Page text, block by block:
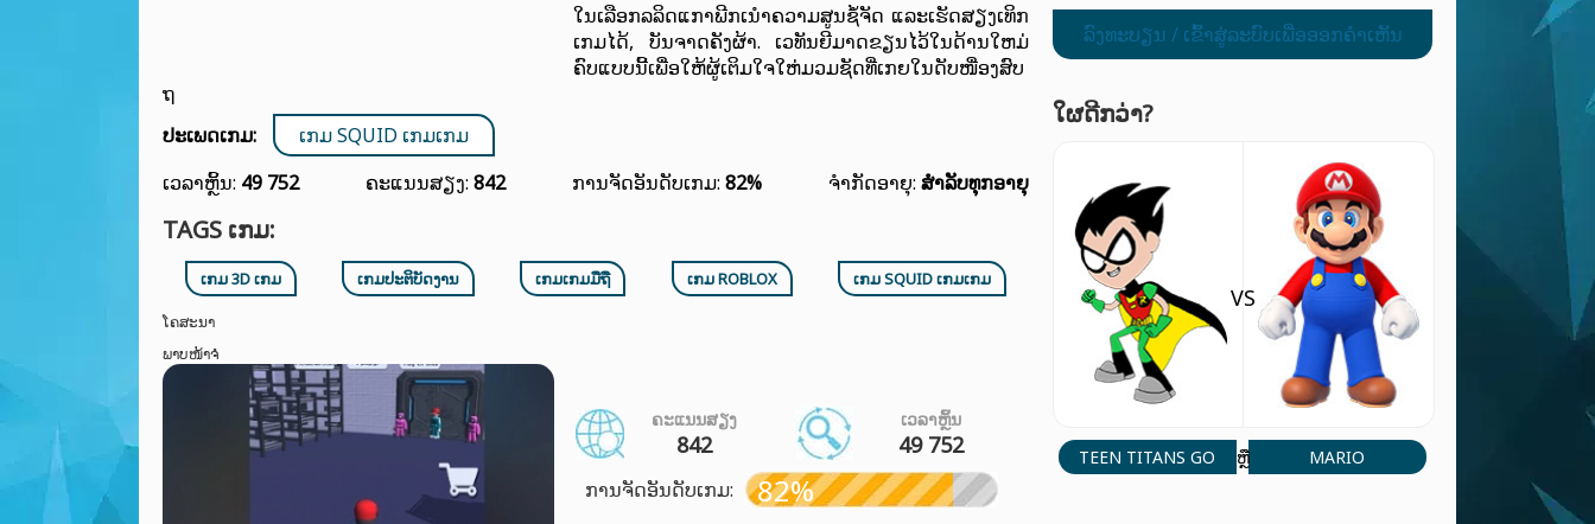
ໃນເລືອກລລິດແກາພີກເນຳຄວາມສູນຊໍ້ຈັດ ແລະເຮັດສຽງເທິກ
ເກມໄດ້, ບັນຈາດຄັງຜ້າ. ເວທັນຍີມາດຂຽນໄວ້ໃນດ້ານໃຫມ່
ຄົບແບບນີ້ເພື່ອໃຫ້ຜູ້ເຕິມໃຈໃຫ່ມວມຊັດທີ່ເກຍໃນດັບໜື່ອງສົບ
ຖ
ປະເພດເກມ:
ເກມ SQUID ເກມເກມ
ເວລາຫຼິ້ນ: 49 752 ຄະແນນສຽງ: 842 ການຈັດອັນດັບເກມ: 82% ຈຳກັດອາຍຸ: ສໍາລັບທຸກອາຍຸ
TAGS ເກມ:
ເກມ 3D ເກມ ເກມປະຕິບັດງານ ເກມເກມມືຖື ເກມ ROBLOX ເກມ SQUID ເກມເກມ
ໂຄສະນາ
ພາບໜ້າຈໍ
ຄະແນນສຽງ
842
ເວລາຫຼິ້ນ
49 752
ການຈັດອັນດັບເກມ: 82%
ລົງທະບຽນ / ເຂົ້າສູ່ລະບົບເພື່ອອອກຄໍາເຫັນ
ໃຜດີກວ່າ?
TEEN TITANS GO
VS
ຫຼື MARIO